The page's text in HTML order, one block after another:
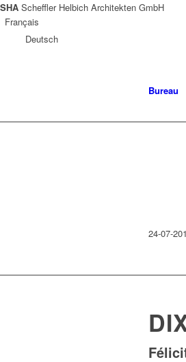
SHA Scheffler Helbich Architekten GmbH
Français
Deutsch
Bureau
24-07-